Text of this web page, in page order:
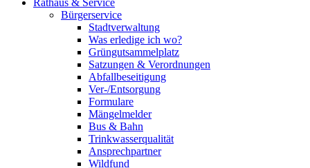
Rathaus & Service
Bürgerservice
Stadtverwaltung
Was erledige ich wo?
Grüngutsammelplatz
Satzungen & Verordnungen
Abfallbeseitigung
Ver-/Entsorgung
Formulare
Mängelmelder
Bus & Bahn
Trinkwasserqualität
Ansprechpartner
Wildfund